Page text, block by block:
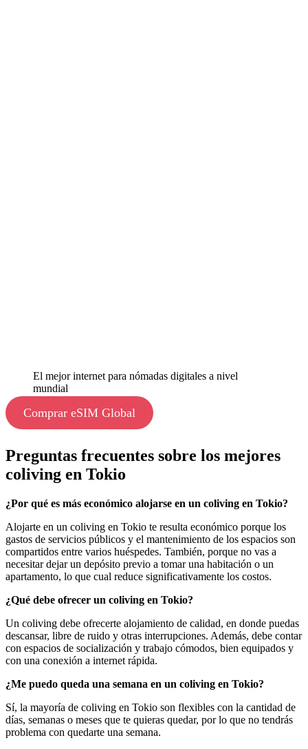
El mejor internet para nómadas digitales a nivel
mundial
Comprar eSIM Global
Preguntas frecuentes sobre los mejores
coliving en Tokio
¿Por qué es más económico alojarse en un coliving en Tokio?
Alojarte en un coliving en Tokio te resulta económico porque los
gastos de servicios públicos y el mantenimiento de los espacios son
compartidos entre varios huéspedes. También, porque no vas a
necesitar dejar un depósito previo a tomar una habitación o un
apartamento, lo que cual reduce significativamente los costos.
¿Qué debe ofrecer un coliving en Tokio?
Un coliving debe ofrecerte alojamiento de calidad, en donde puedas
descansar, libre de ruido y otras interrupciones. Además, debe contar
con espacios de socialización y trabajo cómodos, bien equipados y
con una conexión a internet rápida.
¿Me puedo queda una semana en un coliving en Tokio?
Sí, la mayoría de coliving en Tokio son flexibles con la cantidad de
días, semanas o meses que te quieras quedar, por lo que no tendrás
problema con quedarte una semana.